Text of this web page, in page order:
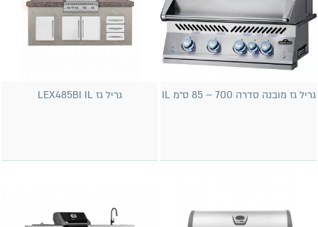
גריל גז מובנה סדרה 700 – 85 ס״מ IL גריל גז LEX485BI IL